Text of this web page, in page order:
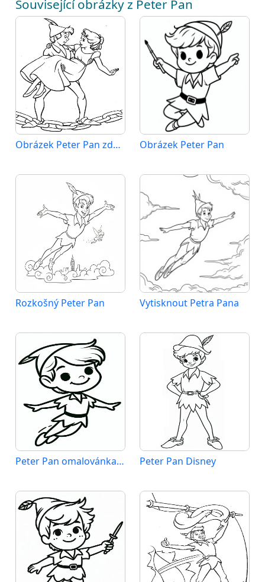
Související obrázky z Peter Pan
Obrázek Peter Pan zdarma Obrázek Peter Pan
Rozkošný Peter Pan Vytisknout Petra Pana
Peter Pan omalovánka zdarma Peter Pan Disney